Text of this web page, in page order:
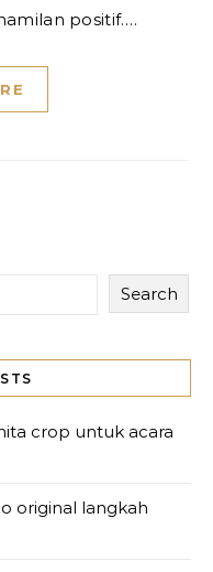
positif.…
Search
crop untuk acara
original langkah